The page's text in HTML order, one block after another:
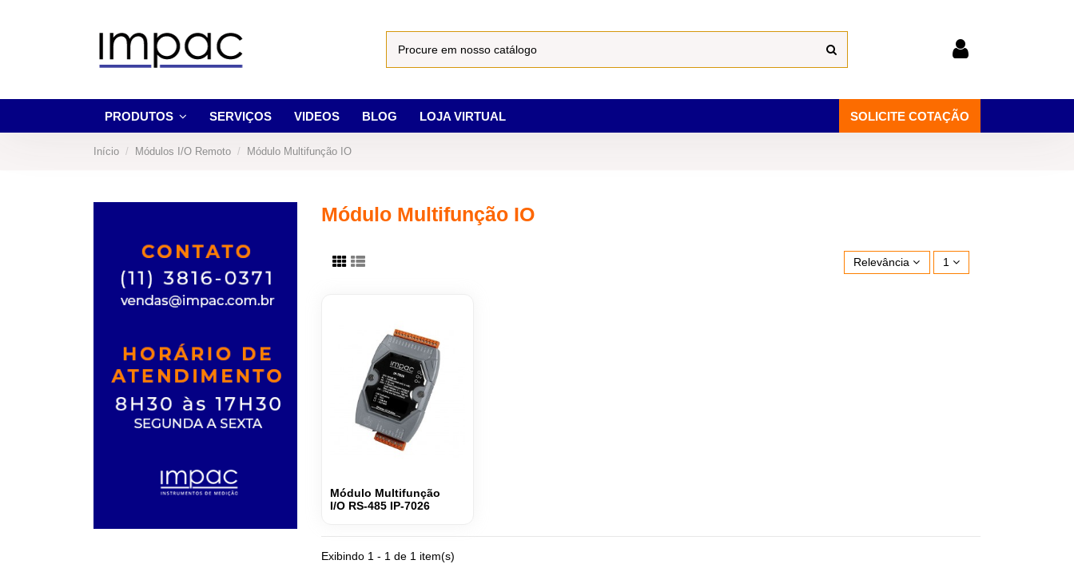
PRODUTOS SERVIÇOS VIDEOS BLOG LOJA VIRTUAL SOLICITE COTAÇÃO
Início Módulos I/O Remoto Módulo Multifunção IO
Módulo Multifunção IO
Relevância 1
Módulo Multifunção
I/O RS-485 IP-7026
Exibindo 1 - 1 de 1 item(s)